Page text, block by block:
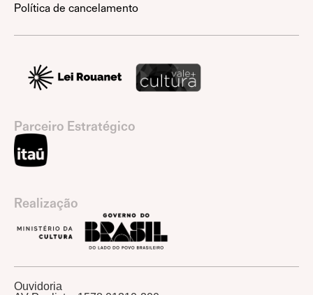
Política de cancelamento
Parceiro Estratégico
Realização
Ouvidoria